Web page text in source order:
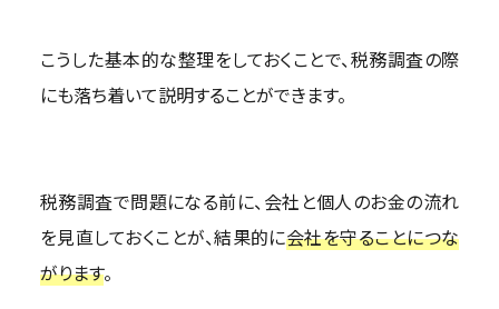
こうした基本的な整理をしておくことで、税務調査の際
にも落ち着いて説明することができます。
税務調査で問題になる前に、会社と個人のお金の流れ
を見直しておくことが、結果的に会社を守ることにつな
がります。